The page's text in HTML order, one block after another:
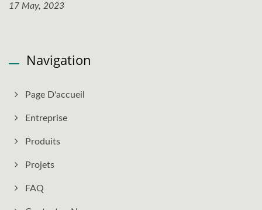
17 May, 2023
Navigation
Page D'accueil
Entreprise
Produits
Projets
FAQ